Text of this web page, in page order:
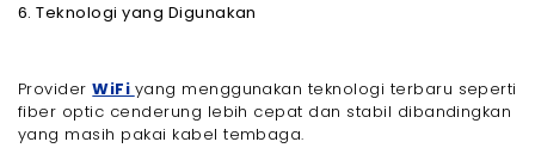
6. Teknologi yang Digunakan
ProviderWiFi yang menggunakan teknologi terbaru seperti
fiber optic cenderung lebih cepat dan stabil dibandingkan
yang masih pakai kabel tembaga.